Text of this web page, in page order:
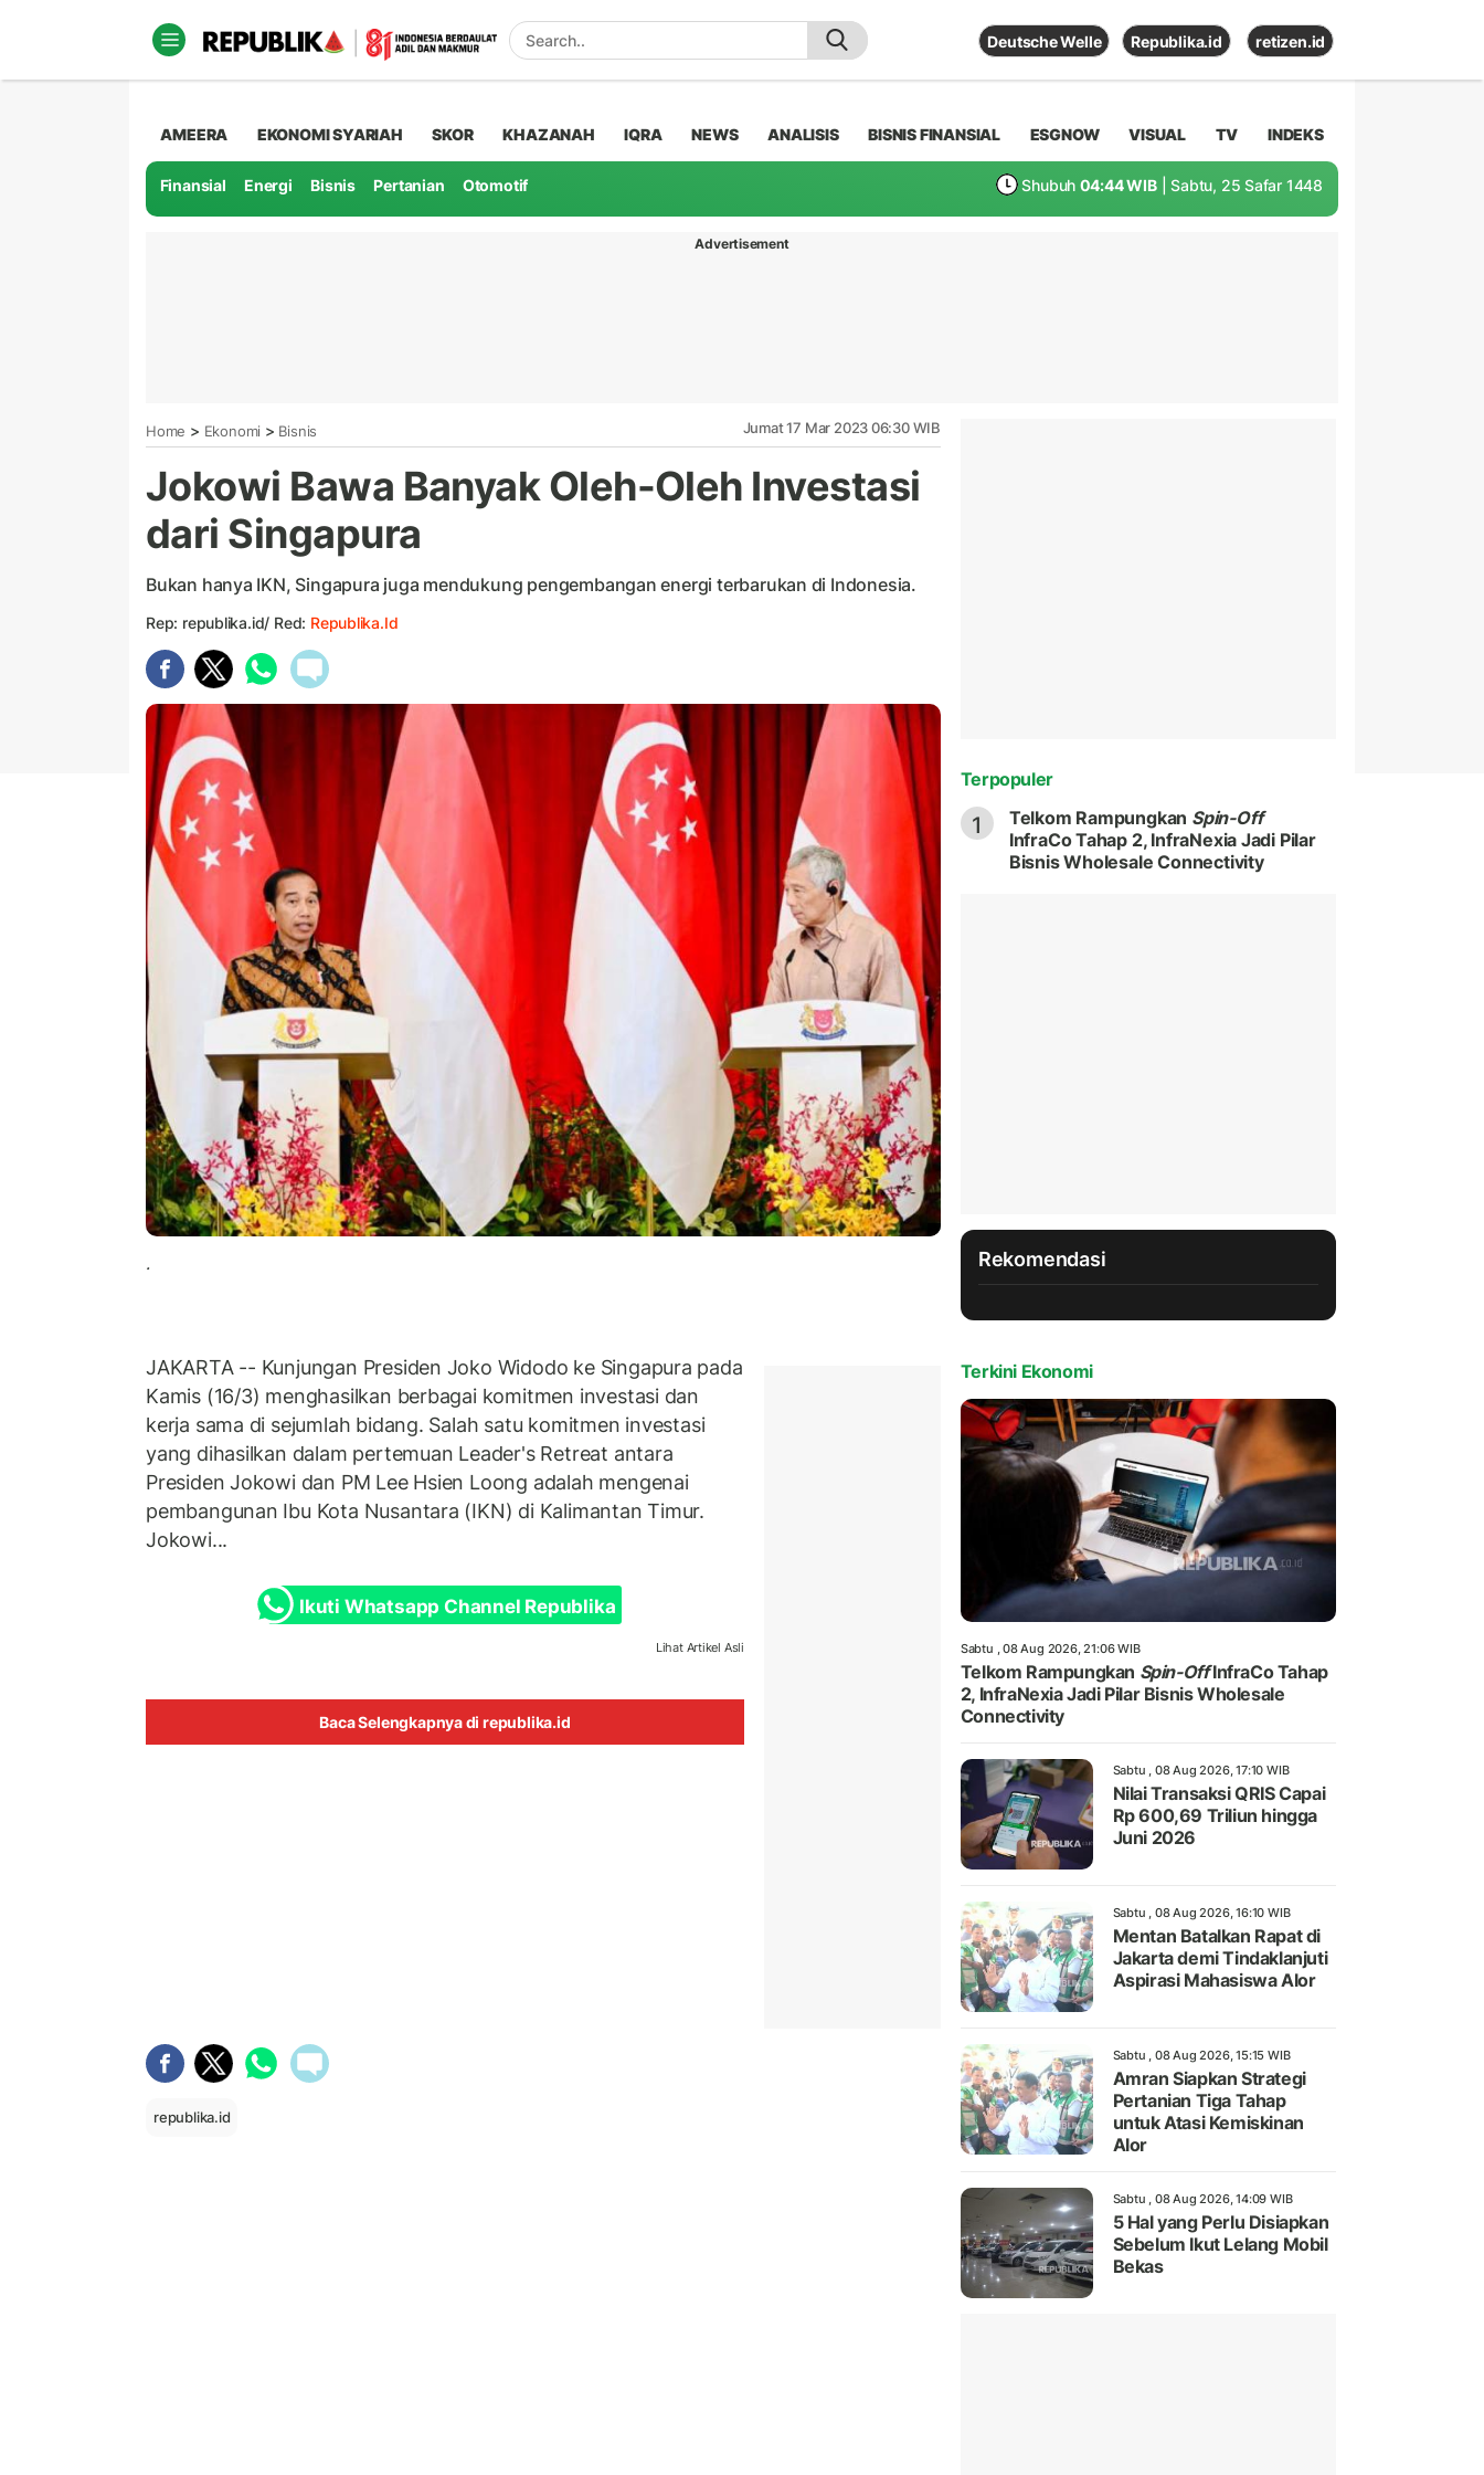
Deutsche Welle Republika.id retizen.id
AMEERA EKONOMI SYARIAH SKOR KHAZANAH IQRA NEWS ANALISIS BISNIS FINANSIAL ESGNOW VISUAL TV INDEKS
Finansial Energi Bisnis Pertanian Otomotif Shubuh 04:44 WIB | Sabtu, 25 Safar 1448
Advertisement
Home > Ekonomi > Bisnis Jumat 17 Mar 2023 06:30 WIB
Jokowi Bawa Banyak Oleh-Oleh Investasi
dari Singapura
Bukan hanya IKN, Singapura juga mendukung pengembangan energi terbarukan di Indonesia.
Rep: republika.id/ Red: Republika.id
.
JAKARTA -- Kunjungan Presiden Joko Widodo ke Singapura pada
Kamis (16/3) menghasilkan berbagai komitmen investasi dan
kerja sama di sejumlah bidang. Salah satu komitmen investasi
yang dihasilkan dalam pertemuan Leader's Retreat antara
Presiden Jokowi dan PM Lee Hsien Loong adalah mengenai
pembangunan Ibu Kota Nusantara (IKN) di Kalimantan Timur.
Jokowi...
Ikuti Whatsapp Channel Republika
Lihat Artikel Asli
Baca Selengkapnya di republika.id
republika.id
Terpopuler
1 Telkom Rampungkan Spin-Off
InfraCo Tahap 2, InfraNexia Jadi Pilar
Bisnis Wholesale Connectivity
Rekomendasi
Terkini Ekonomi
Sabtu , 08 Aug 2026, 21:06 WIB
Telkom Rampungkan Spin-OffInfraCo Tahap
2, InfraNexia Jadi Pilar Bisnis Wholesale
Connectivity
Sabtu , 08 Aug 2026, 17:10 WIB
Nilai Transaksi QRIS Capai
Rp 600,69 Triliun hingga
Juni 2026
Sabtu , 08 Aug 2026, 16:10 WIB
Mentan Batalkan Rapat di
Jakarta demi Tindaklanjuti
Aspirasi Mahasiswa Alor
Sabtu , 08 Aug 2026, 15:15 WIB
Amran Siapkan Strategi
Pertanian Tiga Tahap
untuk Atasi Kemiskinan
Alor
Sabtu , 08 Aug 2026, 14:09 WIB
5 Hal yang Perlu Disiapkan
Sebelum Ikut Lelang Mobil
Bekas